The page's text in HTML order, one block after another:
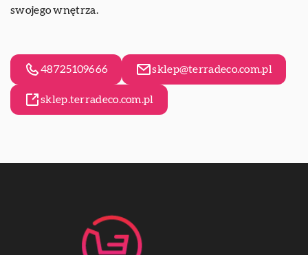
swojego wnętrza.
48725109666 sklep@terradeco.com.pl
sklep.terradeco.com.pl